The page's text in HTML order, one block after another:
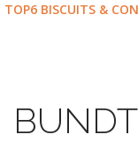
NOTRE PHILOSOPHIE
SEARCH SITE
TOP6 BISCUITS &